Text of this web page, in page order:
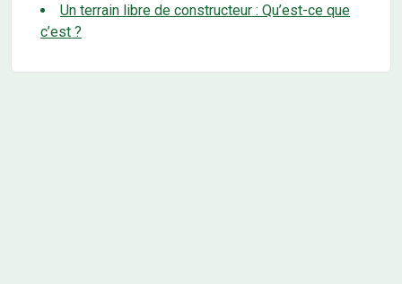
Un terrain libre de constructeur : Qu’est-ce que
c’est ?